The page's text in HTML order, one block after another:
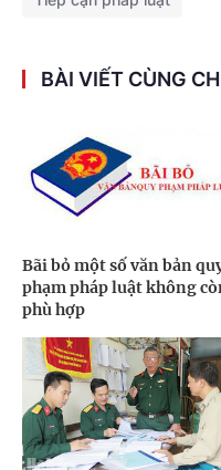
BÀI VIẾT CÙNG
Bãi bỏ một số văn bản
phạm pháp luật không
phù hợp